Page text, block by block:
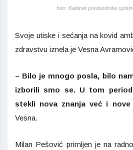
foto: Kabinet predsednika
Svoje utiske i sećanja na kovid
zdravstvu iznela je Vesna
– Bilo je mnogo posla, bilo
izborili smo se. U tom
stekli nova znanja već i nove
Vesna.
Milan Pešović primljen je na